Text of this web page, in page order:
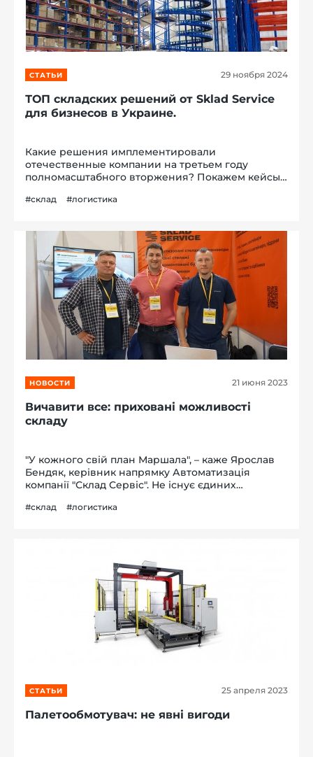
СТАТЬИ 29 ноября 2024
ТОП складских решений от Sklad Service
для бизнесов в Украине.
Какие решения имплементировали
отечественные компании на третьем году
полномасштабного вторжения? Покажем кейсы
успешно реализованные проекты Sklad Service.
#склад #логистика
НОВОСТИ 21 июня 2023
Вичавити все: приховані можливості
складу
"У кожного свій план Маршала", – каже Ярослав
Бендяк, керівник напрямку Автоматизація
компанії "Склад Сервіс". Не існує єдиних
варіантів рішень. Саме про них ми говорили під
#склад #логистика
СТАТЬИ 25 апреля 2023
Палетообмотувач: не явні вигоди